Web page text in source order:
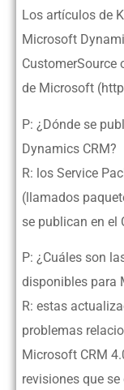
Los artículos de
Microsoft
CustomerSource
de Microsoft
P: ¿Dónde se
Dynamics CRM?
R: los Service
(llamados
se publican en el
P: ¿Cuáles son
disponibles para
R: estas
problemas
Microsoft CRM
revisiones que